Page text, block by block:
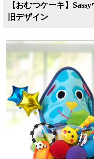
【おむつケーキ】
旧デザイン